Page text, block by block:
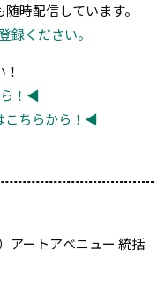
時配信しています。
録ください。
！◀
こちらから！◀
アートアベニュー 統括